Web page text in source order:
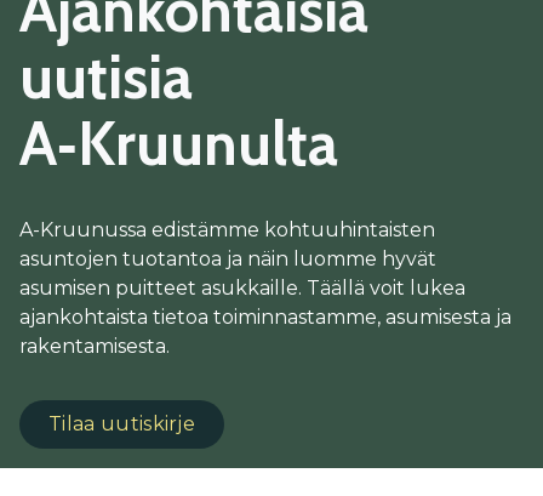
uutisia
A‑Kruunulta
A-Kruunussa edistämme kohtuuhintaisten
asuntojen tuotantoa ja näin luomme hyvät
asumisen puitteet asukkaille. Täällä voit lukea
ajankohtaista tietoa toiminnastamme, asumisesta ja
rakentamisesta.
Tilaa uutiskirje